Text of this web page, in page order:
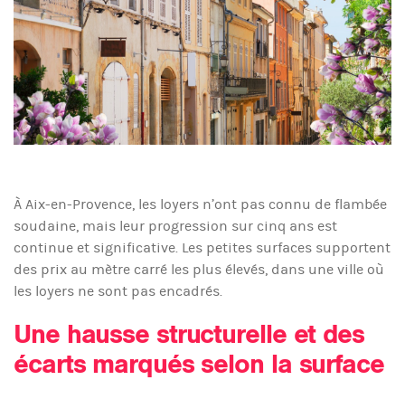
À Aix-en-Provence, les loyers n’ont pas connu de flambée
soudaine, mais leur progression sur cinq ans est
continue et significative. Les petites surfaces supportent
des prix au mètre carré les plus élevés, dans une ville où
les loyers ne sont pas encadrés.
Une hausse structurelle et des
écarts marqués selon la surface